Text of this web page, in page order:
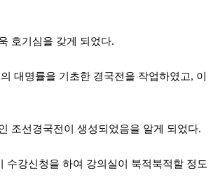
호기심을 갖게 되었다.
대명률을 기초한 경국전을 작업하였고, 이
조선경국전이 생성되었음을 알게 되었다.
수강신청을 하여 강의실이 북적북적할 정도